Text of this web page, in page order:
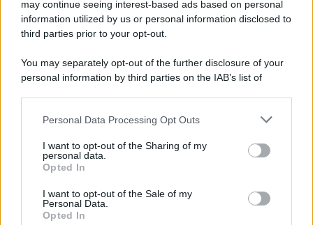
may continue seeing interest-based ads based on personal
information utilized by us or personal information disclosed to
third parties prior to your opt-out.
You may separately opt-out of the further disclosure of your
personal information by third parties on the IAB’s list of
This information may also be disclosed by us to third parties
disclose it to other third parties.
Please note that this website/app uses one or more Google
services and may gather and store information including but
not limited to your visit or usage behaviour. You may click to
grant or deny consent to Google and its third-party tags to
Personal Data Processing Opt Outs
I want to opt-out of the Sharing of my
personal data.
Opted In
I want to opt-out of the Sale of my
Personal Data.
Opted In
Lgbtqia News
Motors Magazine 365
Home Magazine 365
InvestirMag